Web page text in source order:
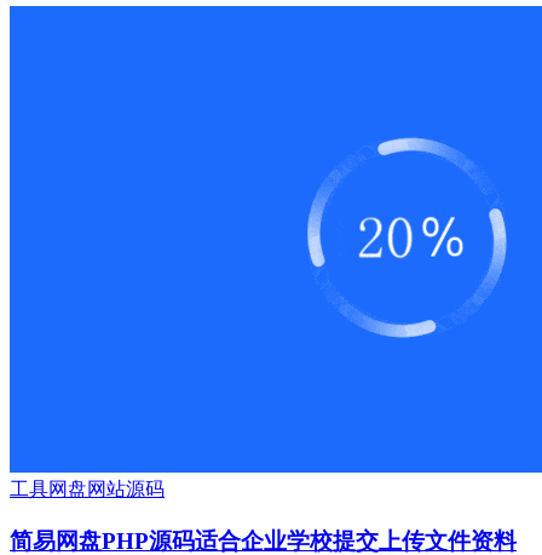
工具网盘网站源码
简易网盘PHP源码适合企业学校提交上传文件资料